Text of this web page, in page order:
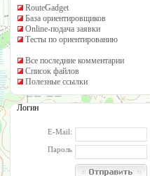
RouteGadget
База ориентировщиков
Online-подача заявки
Тесты по ориентированию
Все последние комментарии
Список файлов
Полезные ссылки
Логин
E-Mail:
Пароль